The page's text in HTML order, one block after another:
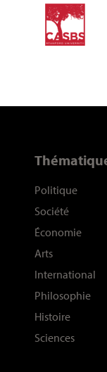
Politique
Société
Économie
Arts
International
Philosophie
Histoire
Sciences